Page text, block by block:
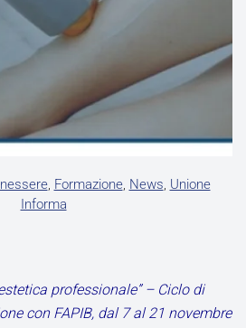
, Formazione, News, Unione
Informa
professionale” – Ciclo di
con FAPIB, dal 7 al 21 novembre